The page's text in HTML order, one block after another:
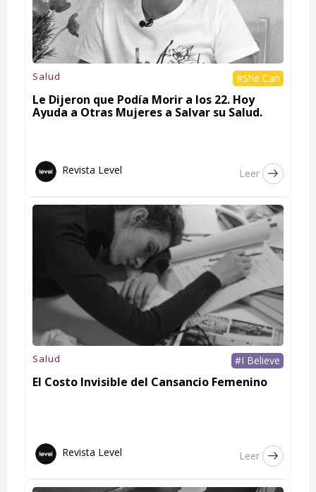
Salud #She Can
Le Dijeron que Podía Morir a los 22. Hoy
Ayuda a Otras Mujeres a Salvar su Salud.
Revista Level Leer
Salud #I Believe
El Costo Invisible del Cansancio Femenino
Revista Level Leer